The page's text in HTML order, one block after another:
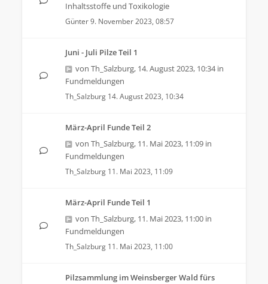
Inhaltsstoffe und Toxikologie
Günter9. November 2023, 08:57
Juni - Juli Pilze Teil 1
von Th_Salzburg, 14. August 2023, 10:34in
Fundmeldungen
Th_Salzburg 14. August 2023, 10:34
März-April Funde Teil 2
von Th_Salzburg, 11. Mai 2023, 11:09 in
Fundmeldungen
Th_Salzburg 11. Mai 2023, 11:09
März-April Funde Teil 1
von Th_Salzburg, 11. Mai 2023, 11:00 in
Fundmeldungen
Th_Salzburg 11. Mai 2023, 11:00
Pilzsammlung im Weinsberger Wald fürs